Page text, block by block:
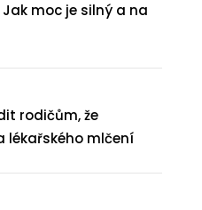
moc je silný a na
rodičům, že
lékařského mlčení